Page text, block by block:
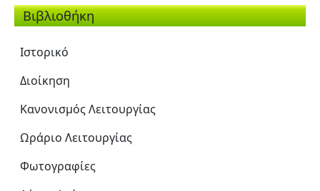
Βιβλιοθήκη
Ιστορικό
Διοίκηση
Κανονισμός Λειτουργίας
Ωράριο Λειτουργίας
Φωτογραφίες